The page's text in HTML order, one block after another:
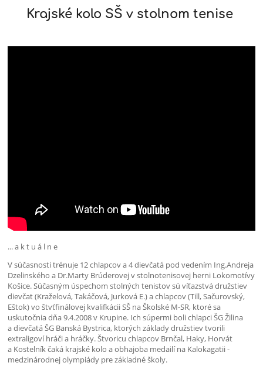
Krajské kolo SŠ v stolnom tenise
... a k t u á l n e
V súčasnosti trénuje 12 chlapcov a 4 dievčatá pod vedením Ing.Andreja
Dzelinského a Dr.Marty Brúderovej v stolnotenisovej herni Lokomotívy
Košice. Súčasným úspechom stolných tenistov sú víťazstvá družstiev
dievčat (Kraželová, Takáčová, Jurková E.) a chlapcov (Till, Sačurovský,
Eštok) vo štvťfinálovej kvalifkácii SŠ na Školské M-SR, ktoré sa
uskutočnia dňa 9.4.2008 v Krupine. Ich súpermi boli chlapci ŠG Žilina
a dievčatá ŠG Banská Bystrica, ktorých základy družstiev tvorili
extraligoví hráči a hráčky. Štvoricu chlapcov Brnčal, Haky, Horvát
a Kostelník čaká krajské kolo a obhajoba medailí na Kalokagatii -
medzinárodnej olympiády pre základné školy.